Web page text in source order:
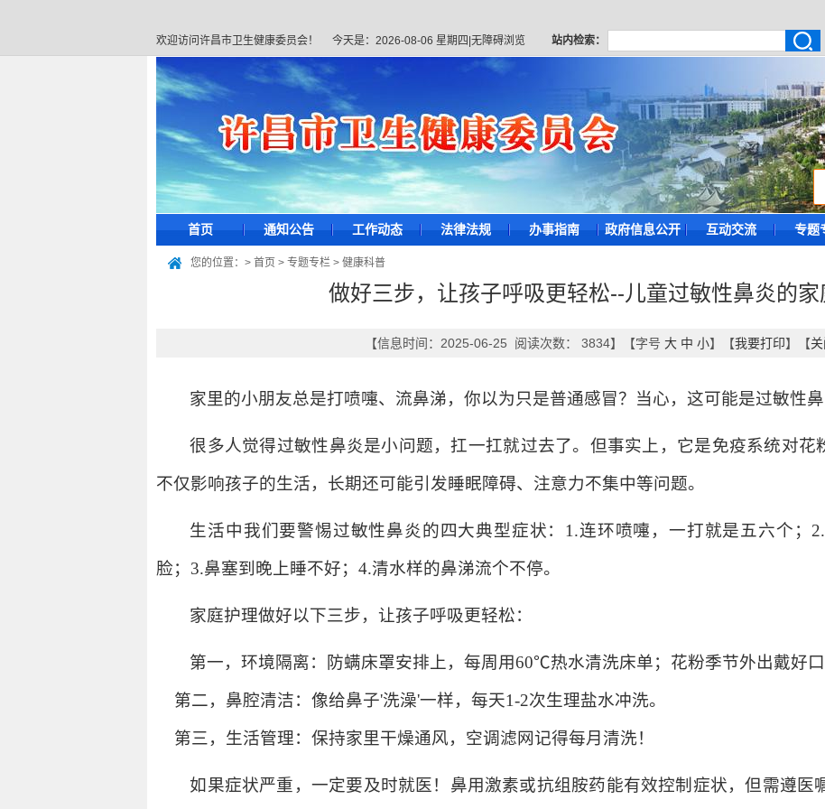
欢迎访问许昌市卫生健康委员会！ 今天是： 2026-08-06 星期四 无障碍浏览 站内检索：
首页 通知公告 工作动态 法律法规 办事指南 政府信息公开 互动交流 专题
您的位置：> 首页 > 专题专栏 > 健康科普
做好三步，让孩子呼吸更轻松--儿童过敏性鼻炎的家
【信息时间：2025-06-25 阅读次数： 3834】【字号 大 中 小】【我要打印】【
家里的小朋友总是打喷嚏、流鼻涕，你以为只是普通感冒？当心，这可能是过敏性鼻
很多人觉得过敏性鼻炎是小问题，扛一扛就过去了。但事实上，它是免疫系统对花
不仅影响孩子的生活，长期还可能引发睡眠障碍、注意力不集中等问题。
生活中我们要警惕过敏性鼻炎的四大典型症状：1.连环喷嚏，一打就是五六个；
脸；3.鼻塞到晚上睡不好；4.清水样的鼻涕流个不停。
家庭护理做好以下三步，让孩子呼吸更轻松：
第一，环境隔离：防螨床罩安排上，每周用60℃热水清洗床单；花粉季节外出戴好口
第二，鼻腔清洁：像给鼻子'洗澡'一样，每天1-2次生理盐水冲洗。
第三，生活管理：保持家里干燥通风，空调滤网记得每月清洗！
如果症状严重，一定要及时就医！鼻用激素或抗组胺药能有效控制症状，但需遵医